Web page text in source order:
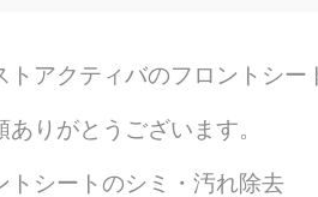
トアクティバのフロントシー
ありがとうございます。
トシートのシミ・汚れ除去